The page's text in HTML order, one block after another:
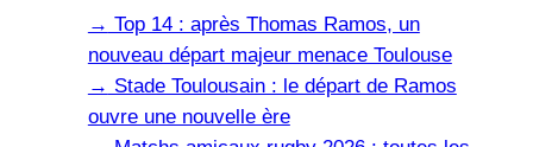
→ Top 14 : après Thomas Ramos, un
nouveau départ majeur menace Toulouse
→ Stade Toulousain : le départ de Ramos
ouvre une nouvelle ère